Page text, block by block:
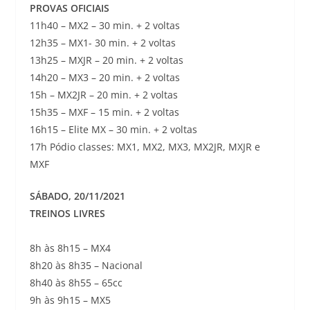
PROVAS OFICIAIS
11h40 – MX2 – 30 min. + 2 voltas
12h35 – MX1- 30 min. + 2 voltas
13h25 – MXJR – 20 min. + 2 voltas
14h20 – MX3 – 20 min. + 2 voltas
15h – MX2JR – 20 min. + 2 voltas
15h35 – MXF – 15 min. + 2 voltas
16h15 – Elite MX – 30 min. + 2 voltas
17h Pódio classes: MX1, MX2, MX3, MX2JR, MXJR e
MXF
SÁBADO, 20/11/2021
TREINOS LIVRES
8h às 8h15 – MX4
8h20 às 8h35 – Nacional
8h40 às 8h55 – 65cc
9h às 9h15 – MX5